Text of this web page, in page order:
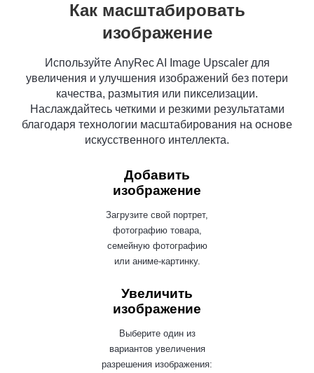
Как масштабировать
изображение
Используйте AnyRec AI Image Upscaler для
увеличения и улучшения изображений без потери
качества, размытия или пикселизации.
Наслаждайтесь четкими и резкими результатами
благодаря технологии масштабирования на основе
искусственного интеллекта.